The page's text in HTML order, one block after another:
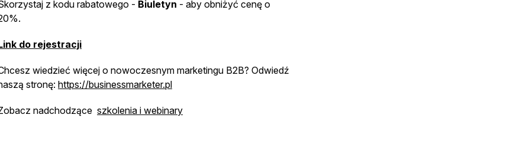
z kodu rabatowego - Biuletyn - aby obniżyć cenę o
do rejestracji
wiedzieć więcej o nowoczesnym marketingu B2B? Odwiedź
stronę: https://businessmarketer.pl
nadchodzące szkolenia i webinary